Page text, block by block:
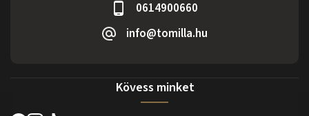
0614900660
info@tomilla.hu
Kövess minket